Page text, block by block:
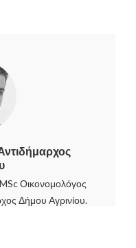
Οικονομολόγος
Δήμου Αγρινίου.